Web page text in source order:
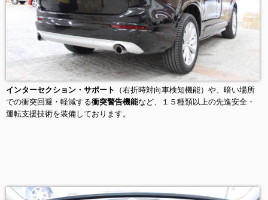
インターセクション・サポート
（右折時対向車検知機能）や、暗い場所
での衝突回避・軽減する衝突警告機能など、１５種類以上の先進安全・
運転支援技術を装備しております。